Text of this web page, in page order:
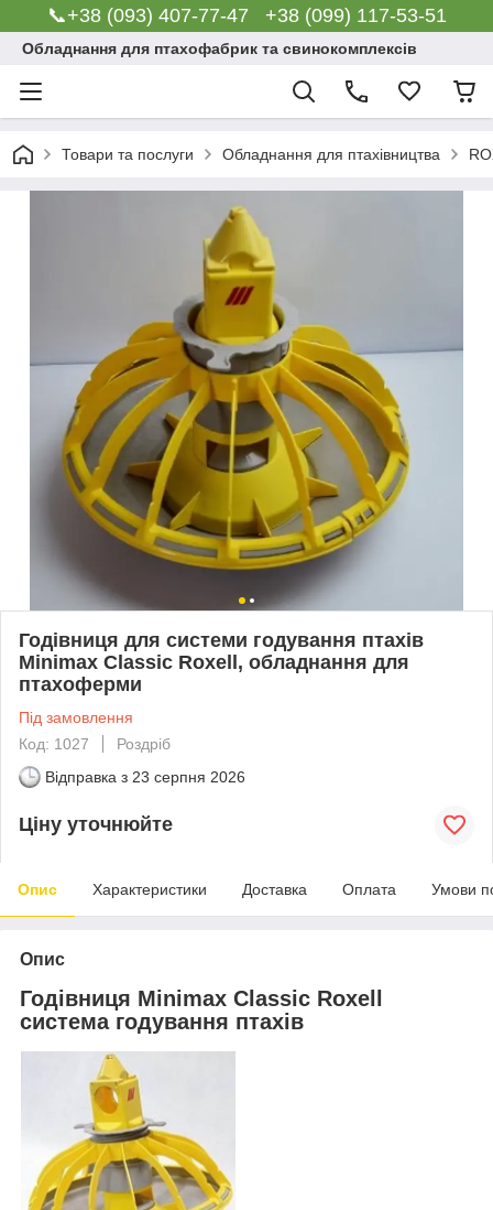
📞+38 (093) 407-77-47 +38 (099) 117-53-51
Обладнання для птахофабрик та свинокомплексів
Товари та послуги Обладнання для птахівництва
Годівниця для системи годування птахів
Minimax Classic Roxell, обладнання для
птахоферми
Під замовлення
Код: 1027
Роздріб
Відправка з 23 серпня 2026
Ціну уточнюйте
Опис Характеристики Доставка Оплата Умови
Опис
Годівниця Minimax Classic Roxell
система годування птахів